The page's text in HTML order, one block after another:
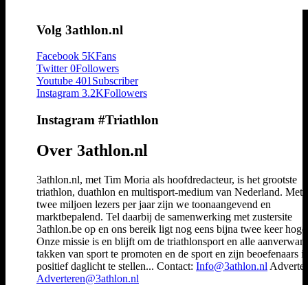
Volg 3athlon.nl
Facebook 5KFans
Twitter 0Followers
Youtube 401 Subscriber
Instagram 3.2KFollowers
Instagram #Triathlon
Over 3athlon.nl
3athlon.nl, met Tim Moria als hoofdredacteur, is het grootste
triathlon, duathlon en multisport-medium van Nederland. Met
twee miljoen lezers per jaar zijn we toonaangevend en
marktbepalend. Tel daarbij de samenwerking met zustersite
3athlon.be op en ons bereik ligt nog eens bijna twee keer
Onze missie is en blijft om de triathlonsport en alle
takken van sport te promoten en de sport en zijn beoefenaars
positief daglicht te stellen... Contact: Info@3athlon.nl
Adverteren@3athlon.nl